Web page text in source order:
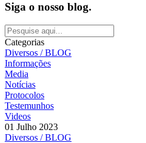
Siga o nosso blog.
Categorias
Diversos / BLOG
Informações
Media
Notícias
Protocolos
Testemunhos
Videos
01 Julho 2023
Diversos / BLOG